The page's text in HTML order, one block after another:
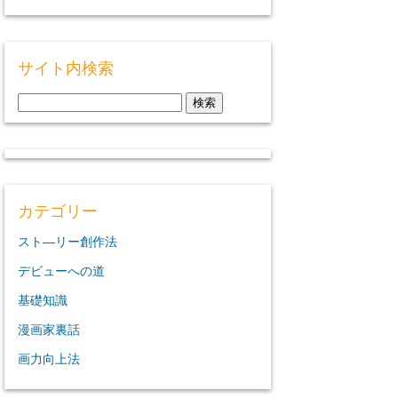
サイト内検索
索:
カテゴリー
スト―リー創作法
デビューへの道
基礎知識
漫画家裏話
画力向上法